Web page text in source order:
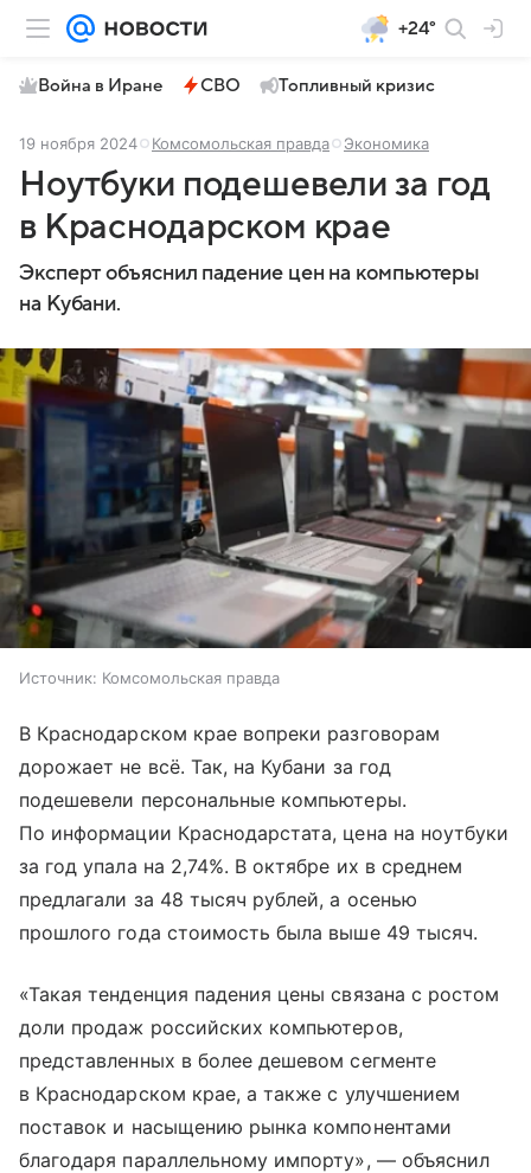
+24°
Война в Иране СВО Топливный кризис
19 ноября 2024 Комсомольская правда Экономика
Ноутбуки подешевели за год
в Краснодарском крае
Эксперт объяснил падение цен на компьютеры
на Кубани.
Источник: Комсомольская правда
В Краснодарском крае вопреки разговорам
дорожает не всё. Так, на Кубани за год
подешевели персональные компьютеры.
По информации Краснодарстата, цена на ноутбуки
за год упала на 2,74%. В октябре их в среднем
предлагали за 48 тысяч рублей, а осенью
прошлого года стоимость была выше 49 тысяч.
«Такая тенденция падения цены связана с ростом
доли продаж российских компьютеров,
представленных в более дешевом сегменте
в Краснодарском крае, а также с улучшением
поставок и насыщению рынка компонентами
благодаря параллельному импорту», — объяснил